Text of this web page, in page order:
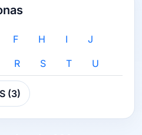
F H I J
R S T U
(3)